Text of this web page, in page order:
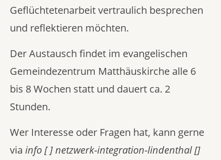
Geflüchtetenarbeit vertraulich besprechen
und reflektieren möchten.
Der Austausch findet im evangelischen
Gemeindezentrum Matthäuskirche alle 6
bis 8 Wochen statt und dauert ca. 2
Stunden.
Wer Interesse oder Fragen hat, kann gerne
viainfo [ ] netzwerk-integration-lindenthal []